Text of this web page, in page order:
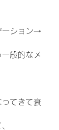
ーション→
般的なメ
てきて衰